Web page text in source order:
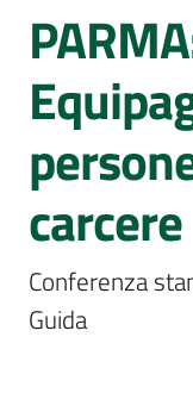
Notizie
Segnalazioni
Salta al contenuto
carcere
Conferenza
Guida